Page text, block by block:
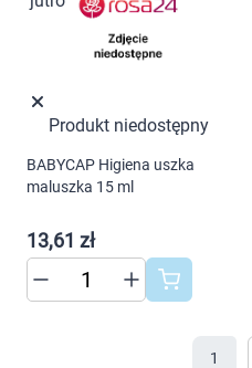
Mężczyzna
Zdrowy styl życia
Motoryzacja
Produkt niedostępny
BABYCAP Higiena uszka
maluszka 15 ml
13,61 zł
1